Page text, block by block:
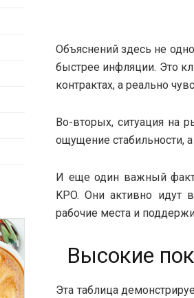
Объяснений здесь не
быстрее инфляции. Это
контрактах, а реально
Во-вторых, ситуация на
ощущение стабильности,
И еще один важный
KPO. Они активно идут
рабочие места и
Высокие
Эта таблица